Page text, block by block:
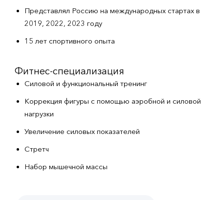
Представлял Россию на международных стартах в
2019, 2022, 2023 году
15 лет спортивного опыта
Фитнес-специализация
Силовой и функциональный тренинг
Коррекция фигуры с помощью аэробной и силовой
нагрузки
Увеличение силовых показателей
Стретч
Набор мышечной массы